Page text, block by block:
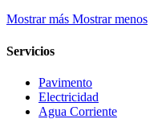
Mostrar más Mostrar menos
Servicios
Pavimento
Electricidad
Agua Corriente